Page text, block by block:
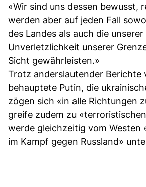
«Wir sind uns dessen bewusst,
werden aber auf jeden Fall
des Landes als auch die
Unverletzlichkeit unserer
Sicht gewährleisten.»
Trotz anderslautender Berichte
behauptete Putin, die
zögen sich «in alle Richtungen
greife zudem zu
werde gleichzeitig vom Westen
im Kampf gegen Russland»